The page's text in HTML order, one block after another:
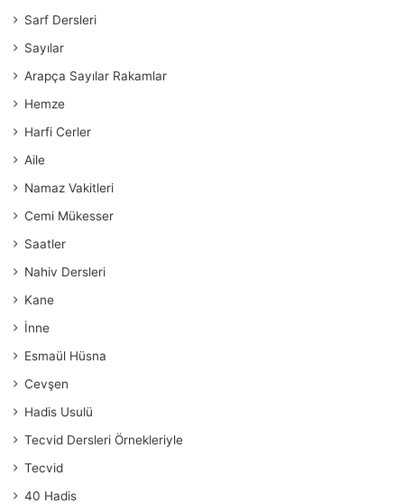
Sarf Dersleri
Sayılar
Arapça Sayılar Rakamlar
Hemze
Harfi Cerler
Aile
Namaz Vakitleri
Cemi Mükesser
Saatler
Nahiv Dersleri
Kane
İnne
Esmaül Hüsna
Cevşen
Hadis Usulü
Tecvid Dersleri Örnekleriyle
Tecvid
40 Hadis